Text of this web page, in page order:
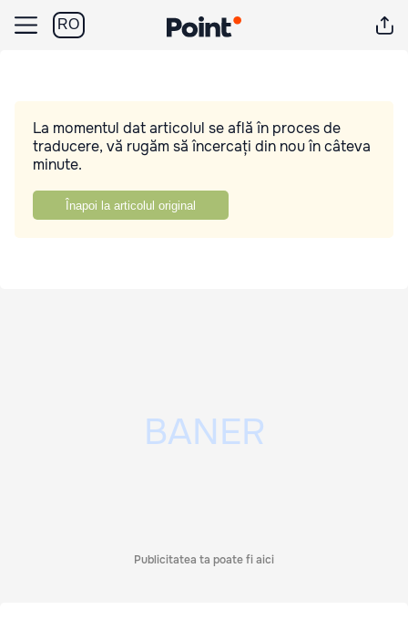
RO
La momentul dat articolul se află în proces de
traducere, vă rugăm să încercați din nou în câteva
minute.
Înapoi la articolul original
Publicitatea ta poate fi aici